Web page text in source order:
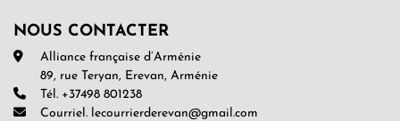
NOUS CONTACTER
Alliance française d’Arménie
89, rue Teryan, Erevan, Arménie
Tél. +37498 801238
Courriel. lecourrierderevan@gmail.com